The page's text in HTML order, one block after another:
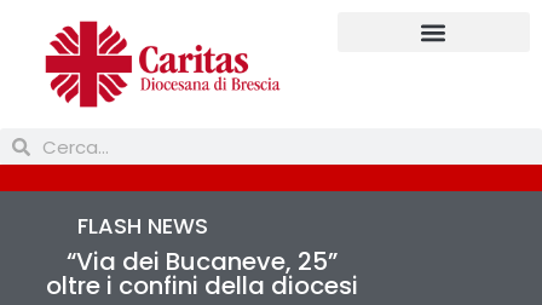
FLASH NEWS
“Via dei Bucaneve, 25”
oltre i confini della diocesi